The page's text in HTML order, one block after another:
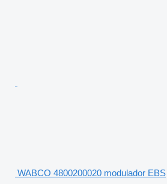
WABCO 4800200020 modulador EBS